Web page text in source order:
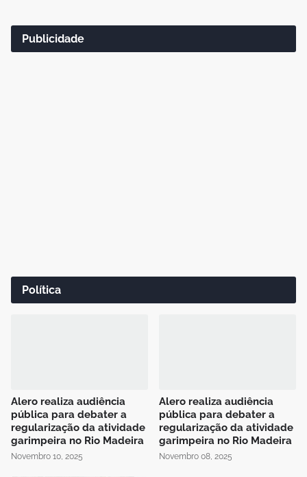
Publicidade
Política
Alero realiza audiência
pública para debater a
regularização da atividade
garimpeira no Rio Madeira
Novembro 10, 2025
Alero realiza audiência
pública para debater a
regularização da atividade
garimpeira no Rio Madeira
Novembro 08, 2025